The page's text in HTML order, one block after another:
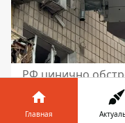
РФ цинично
G7
Министр
Главная